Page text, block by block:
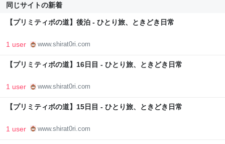
同じサイトの新着
【プリミティボの道】後泊 - ひとり旅、ときどき日常
1 user www.shirat0ri.com
【プリミティボの道】16日目 - ひとり旅、ときどき日常
1 user www.shirat0ri.com
【プリミティボの道】15日目 - ひとり旅、ときどき日常
1 user www.shirat0ri.com